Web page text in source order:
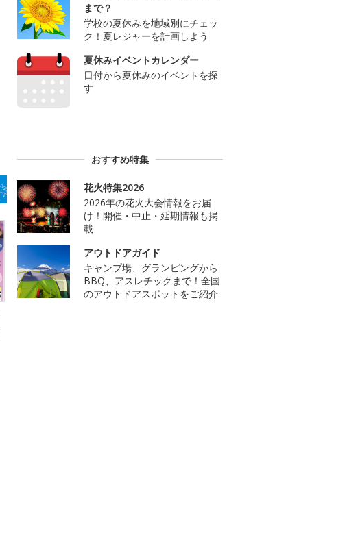
まで？
学校の夏休みを地域別にチェッ
ク！夏レジャーを計画しよう
夏休みイベントカレンダー
日付から夏休みのイベントを探
す
おすすめ特集
花火特集2026
2026年の花火大会情報をお届
け！開催・中止・延期情報も掲
載
アウトドアガイド
キャンプ場、グランピングから
BBQ、アスレチックまで！全国
のアウトドアスポットをご紹介